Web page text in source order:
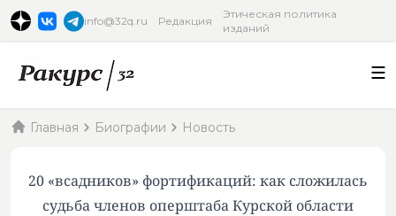
info@32q.ru Редакция
Этическая политика
изданий
Главная Биографии Новость
20 «всадников» фортификаций: как сложилась
судьба членов оперштаба Курской области